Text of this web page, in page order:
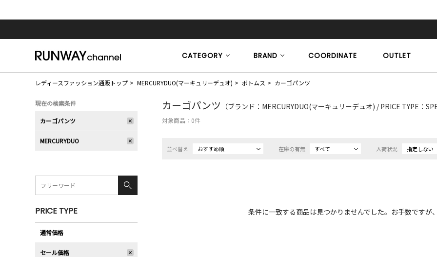
CATEGORY BRAND COORDINATE OUTLET
レディースファッション通販トップ MERCURYDUO(マーキュリーデュオ) ボトムス カーゴパンツ
カーゴパンツ （ブランド：MERCURYDUO(マーキュリーデュオ) / PRICE TYPE：
対象商品： 0件
並べ替え おすすめ順 在庫の有無 すべて 入荷状況 指定しない
条件に一致する商品は見つかりませんでした。お手数ですが
現在の検索条件
カーゴパンツ
MERCURYDUO
PRICE TYPE
通常価格
セール価格